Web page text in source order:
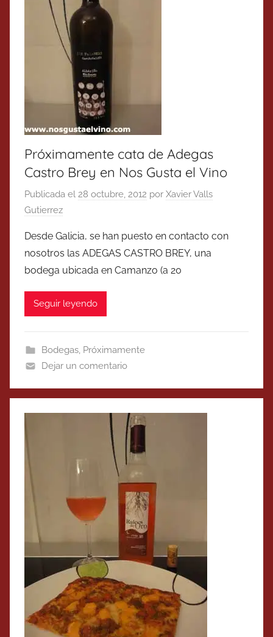
Próximamente cata de Adegas
Castro Brey en Nos Gusta el Vino
Publicada el 28 octubre, 2012 por Xavier Valls
Gutierrez
Desde Galicia, se han puesto en contacto con
nosotros las ADEGAS CASTRO BREY, una
bodega ubicada en Camanzo (a 20
Seguir leyendo
Bodegas, Próximamente
Dejar un comentario